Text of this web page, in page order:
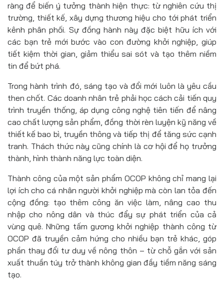
ràng để biến ý tưởng thành hiện thực: từ nghiên cứu thị
trường, thiết kế, xây dựng thương hiệu cho tới phát triển
kênh phân phối. Sự đồng hành này đặc biệt hữu ích với
các bạn trẻ mới bước vào con đường khởi nghiệp, giúp
tiết kiệm thời gian, giảm thiểu sai sót và tạo thêm niềm
tin để bứt phá.
Trong hành trình đó, sáng tạo và đổi mới luôn là yêu cầu
then chốt. Các doanh nhân trẻ phải học cách cải tiến quy
trình truyền thống, áp dụng công nghệ tiên tiến để nâng
cao chất lượng sản phẩm, đồng thời rèn luyện kỹ năng về
thiết kế bao bì, truyền thông và tiếp thị để tăng sức cạnh
tranh. Thách thức này cũng chính là cơ hội để họ trưởng
thành, hình thành năng lực toàn diện.
Thành công của một sản phẩm OCOP không chỉ mang lại
lợi ích cho cá nhân người khởi nghiệp mà còn lan tỏa đến
cộng đồng: tạo thêm công ăn việc làm, nâng cao thu
nhập cho nông dân và thúc đẩy sự phát triển của cả
vùng quê. Những tấm gương khởi nghiệp thành công từ
OCOP đã truyền cảm hứng cho nhiều bạn trẻ khác, góp
phần thay đổi tư duy về nông thôn – từ chỗ gắn với sản
xuất thuần túy trở thành không gian đầy tiềm năng sáng
tạo.